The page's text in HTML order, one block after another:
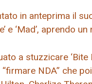
in anteprima il
e ‘Mad’, aprendo
a stuzzicare
NDA” che